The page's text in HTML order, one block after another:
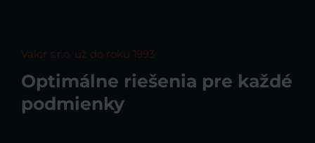
Valor s.r.o. už do roku 1993
Optimálne riešenia pre každé
podmienky